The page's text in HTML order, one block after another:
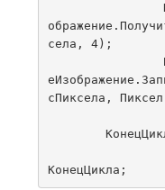
села, 4);
сПиксела,